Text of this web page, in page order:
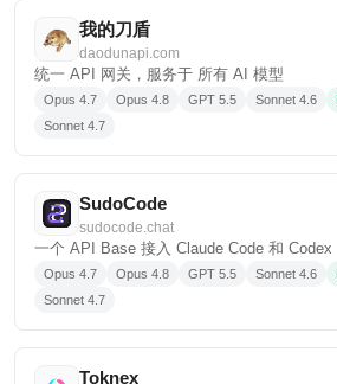
我的刀盾
daodunapi.com
统一 API 网关，服务于 所有 AI 模型
Opus 4.7 Opus 4.8 GPT 5.5 Sonnet 4.6
Sonnet 4.7
SudoCode
sudocode.chat
一个 API Base 接入 Claude Code 和 Codex
Opus 4.7 Opus 4.8 GPT 5.5 Sonnet 4.6
Sonnet 4.7
Toknex